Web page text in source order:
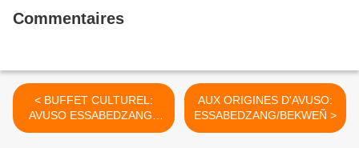
Commentaires
< BUFFET CULTUREL:
AVUSO ESSABEDZANG -
BEKWEN NDONG
AUX ORIGINES D'AVUSO:
ESSABEDZANG/BEKWEÑ >